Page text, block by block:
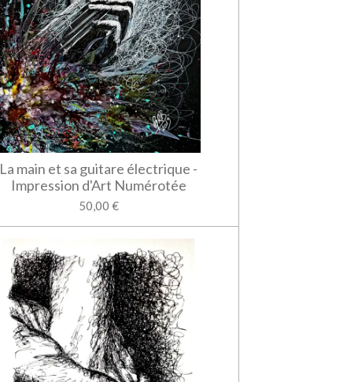
La main et sa guitare électrique -
Impression d'Art Numérotée
50,00 €